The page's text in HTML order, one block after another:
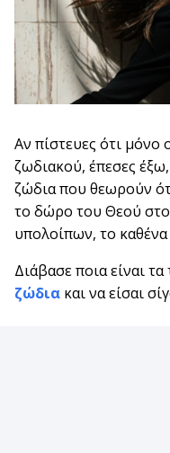
Αν πίστευες ότι μόνο
ζωδιακού, έπεσες
ζώδια που θεωρούν
το δώρο του Θεού
υπολοίπων, το καθένα
Διάβασε ποια είναι
ζώδια και να είσαι